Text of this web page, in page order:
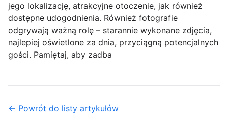
jego lokalizację, atrakcyjne otoczenie, jak również
dostępne udogodnienia. Również fotografie
odgrywają ważną rolę – starannie wykonane zdjęcia,
najlepiej oświetlone za dnia, przyciągną potencjalnych
gości. Pamiętaj, aby zadba
← Powrót do listy artykułów